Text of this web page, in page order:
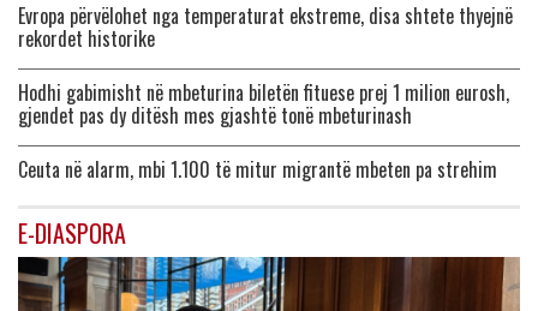
Evropa përvëlohet nga temperaturat ekstreme, disa shtete thyejnë
rekordet historike
Hodhi gabimisht në mbeturina biletën fituese prej 1 milion eurosh,
gjendet pas dy ditësh mes gjashtë tonë mbeturinash
Ceuta në alarm, mbi 1.100 të mitur migrantë mbeten pa strehim
E-DIASPORA